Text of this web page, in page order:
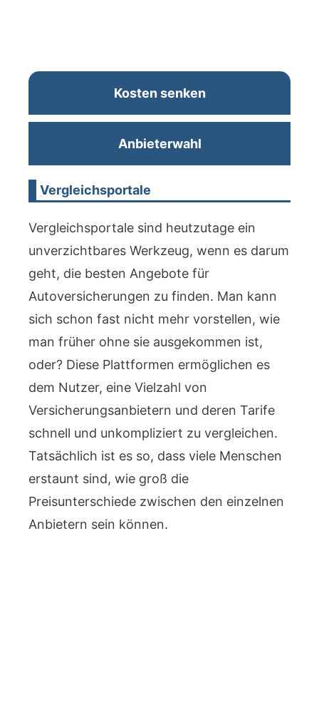
Kosten senken
Anbieterwahl
Vergleichsportale
Vergleichsportale sind heutzutage ein
unverzichtbares Werkzeug, wenn es darum
geht, die besten Angebote für
Autoversicherungen zu finden. Man kann
sich schon fast nicht mehr vorstellen, wie
man früher ohne sie ausgekommen ist,
oder? Diese Plattformen ermöglichen es
dem Nutzer, eine Vielzahl von
Versicherungsanbietern und deren Tarife
schnell und unkompliziert zu vergleichen.
Tatsächlich ist es so, dass viele Menschen
erstaunt sind, wie groß die
Preisunterschiede zwischen den einzelnen
Anbietern sein können.